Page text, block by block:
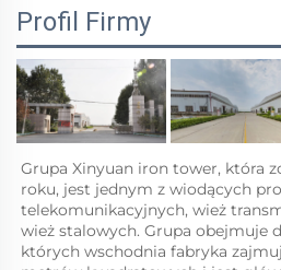
Profil Firmy
Grupa Xinyuan iron tower, która
roku, jest jednym z wiodących
telekomunikacyjnych, wież
wież stalowych. Grupa obejmuje
których wschodnia fabryka